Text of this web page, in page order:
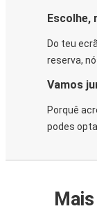
Escolhe,
Do teu
reserva,
Vamos
Porquê
podes